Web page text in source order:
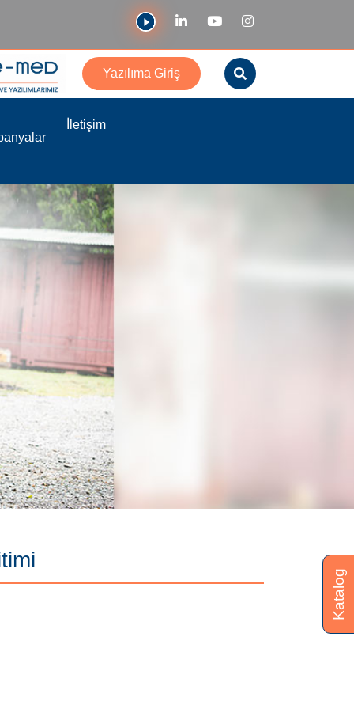
Yazılıma Giriş
İletişim
Katalog